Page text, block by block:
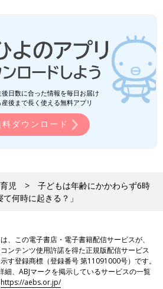
日数に合った情報を毎日お届け
後まで長く使える無料アプリ
料ダウンロード
児
子どもは年齢にかかわらず6時
何時に起きる？」
、この電子書店・電子書籍配信サービスが、
ンテンツ使用許諾を得た正規版配信サービス
す登録商標（登録番号 第11091000号）です。
細、ABJマークを掲示しているサービスの一覧
https://aebs.or.jp/